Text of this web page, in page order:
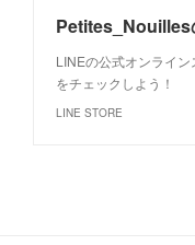
LINEの公式オンライ
をチェックしよう！
LINE STORE